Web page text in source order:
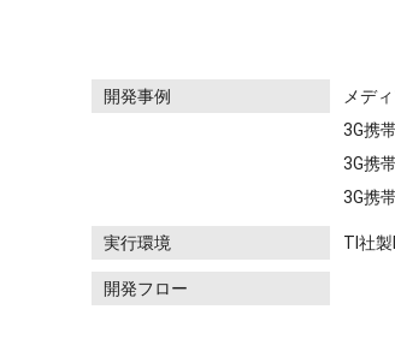
開発事例
メデ
3G携
3G携
3G携
実行環境 TI社
開発フロー